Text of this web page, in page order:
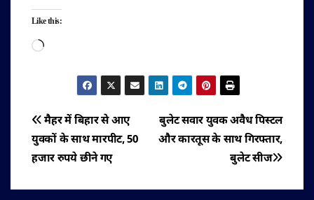
Like this:
Loading…
पोस्ट
नेविगेशन
बुलेट सवार युवक अवैध पिस्टल
और कारतूस के साथ गिरफ्तार,
बुलेट सीज
मैहर में बिहार से आए
युवकों के साथ मारपीट, 50
हजार रुपये छीने गए